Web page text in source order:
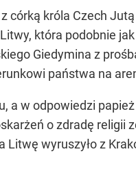
córką króla Czech
która podobnie
Giedymina z
państwa na
a w odpowiedzi
o zdradę religii
Litwę wyruszyło z